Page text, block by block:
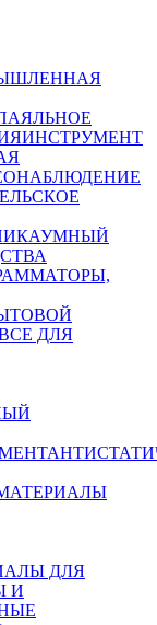
ИНСТРУМЕНТ
УМНЫЙ
ДЛЯ
ДЛЯ
И